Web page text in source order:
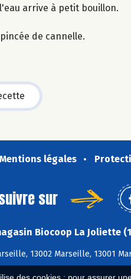
arrive à petit bouillon.
de cannelle.
Mentions légales
sur
Biocoop La Joliette
13002 Marseille, 13001